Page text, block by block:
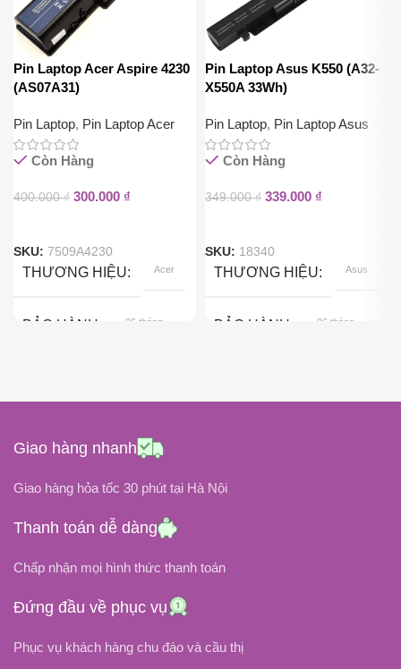
Pin Laptop Acer Aspire 4230
(AS07A31)
Pin Laptop, Pin Laptop Acer
Còn Hàng
400.000₫ 300.000 ₫
SKU: 7509A4230
THƯƠNG HIỆU Acer
BẢO HÀNH 06 tháng
ĐIỆN ÁP 11.1Volt
DUNG LƯỢNG PIN
Pin Laptop Asus K550 (A32-
X550A 33Wh)
Pin Laptop, Pin Laptop Asus
Còn Hàng
349.000₫ 339.000 ₫
SKU: 18340
THƯƠNG HIỆU Asus
BẢO HÀNH 06 tháng
ĐIỆN ÁP
Giao hàng nhanh
Giao hàng hỏa tốc 30 phút tại Hà Nội
Thanh toán dễ dàng
Chấp nhận mọi hình thức thanh toán
Đứng đầu về phục vụ
Phục vụ khách hàng chu đáo và cầu thị